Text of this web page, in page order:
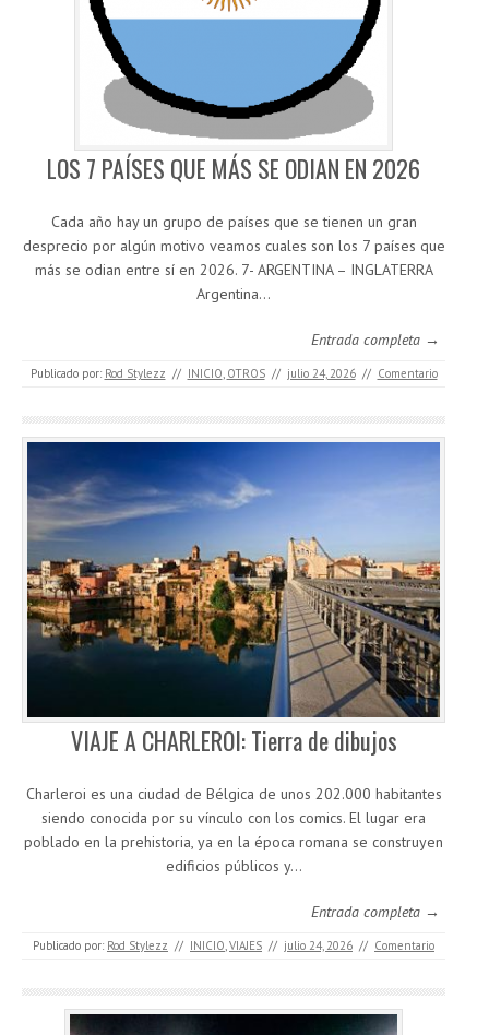
LOS 7 PAÍSES QUE MÁS SE ODIAN EN 2026
Cada año hay un grupo de países que se tienen un gran
desprecio por algún motivo veamos cuales son los 7 países que
más se odian entre sí en 2026. 7- ARGENTINA – INGLATERRA
Argentina…
Entrada completa →
Publicado por: Rod Stylezz // INICIO, OTROS // julio 24, 2026 // Comentario
VIAJE A CHARLEROI: Tierra de dibujos
Charleroi es una ciudad de Bélgica de unos 202.000 habitantes
siendo conocida por su vínculo con los comics. El lugar era
poblado en la prehistoria, ya en la época romana se construyen
edificios públicos y…
Entrada completa →
Publicado por: Rod Stylezz // INICIO,VIAJES // julio 24, 2026 // Comentario